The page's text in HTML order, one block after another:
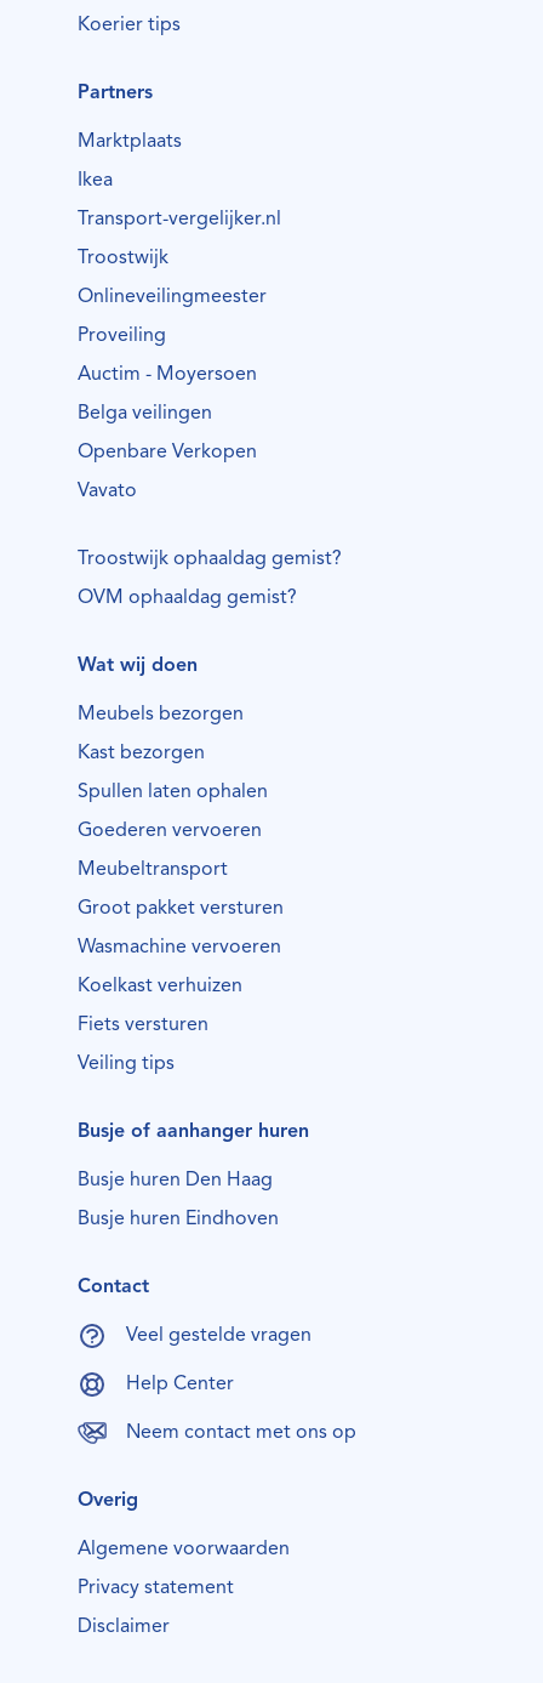
Koerier tips
Partners
Marktplaats
Ikea
Transport-vergelijker.nl
Troostwijk
Onlineveilingmeester
Proveiling
Auctim - Moyersoen
Belga veilingen
Openbare Verkopen
Vavato
Troostwijk ophaaldag gemist?
OVM ophaaldag gemist?
Wat wij doen
Meubels bezorgen
Kast bezorgen
Spullen laten ophalen
Goederen vervoeren
Meubeltransport
Groot pakket versturen
Wasmachine vervoeren
Koelkast verhuizen
Fiets versturen
Veiling tips
Busje of aanhanger huren
Busje huren Den Haag
Busje huren Eindhoven
Contact
Veel gestelde vragen
Help Center
Neem contact met ons op
Overig
Algemene voorwaarden
Privacy statement
Disclaimer